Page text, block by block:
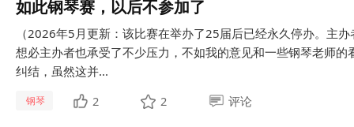
如此钢琴赛，以后不参加了
（2026年5月更新：该比赛在举办了25届后已经永久停办。主
想必主办者也承受了不少压力，不如我的意见和一些钢琴老师
纠结，虽然这并...
钢琴 2 2 评论